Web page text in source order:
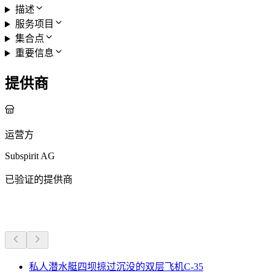
描述
服务项目
集合点
重要信息
提供商
运营方
Subspirit AG
已验证的提供商
私人潜水艇四坝掠过沉没的双层飞机C-35